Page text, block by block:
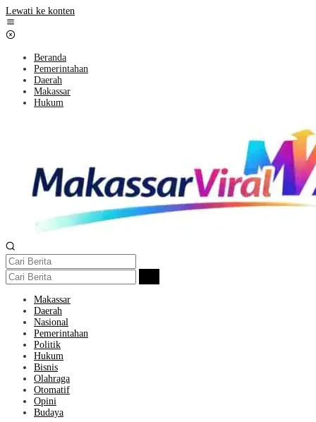
Lewati ke konten
Beranda
Pemerintahan
Daerah
Makassar
Hukum
Makassar
Daerah
Nasional
Pemerintahan
Politik
Hukum
Bisnis
Olahraga
Otomatif
Opini
Budaya